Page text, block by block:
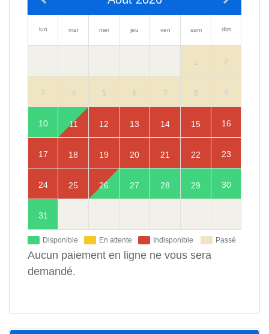
lun mar mer jeu ven sam dim
1 2
3 4 5 6 7 8 9
10 11 12 13 14 15 16
17 18 19 20 21 22 23
24 25 26 27 28 29 30
31
Disponible En attente Indisponible Passé
Aucun paiement en ligne ne vous sera
demandé.